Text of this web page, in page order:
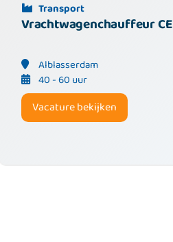
Transport
Vrachtwagenchauffeur CE
Alblasserdam
40 - 60 uur
Vacature bekijken